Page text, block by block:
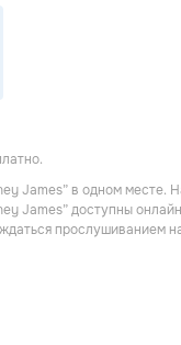
Marion Meadows
Джаз
James” в одном месте.
James” доступны
прослушиванием